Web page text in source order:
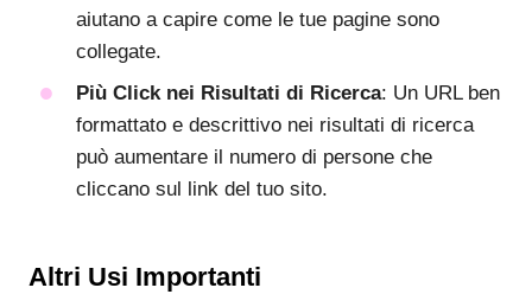
aiutano a capire come le tue pagine sono
collegate.
Più Click nei Risultati di Ricerca: Un URL ben
formattato e descrittivo nei risultati di ricerca
può aumentare il numero di persone che
cliccano sul link del tuo sito.
Altri Usi Importanti